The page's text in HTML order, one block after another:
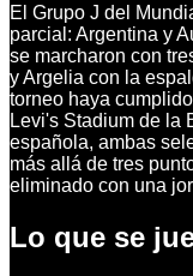
El Grupo J del
parcial: Argentina y
se marcharon con
y Argelia con la
torneo haya
Levi's Stadium de la
española, ambas
más allá de tres
eliminado con una
Lo que se